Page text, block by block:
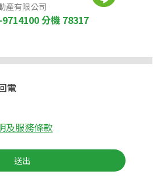
產有限公司
分機 78317
電
及服務條款
送出